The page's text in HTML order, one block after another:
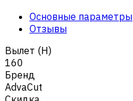
Основные параметры
Отзывы
Вылет (H)
160
Бренд
AdvaCut